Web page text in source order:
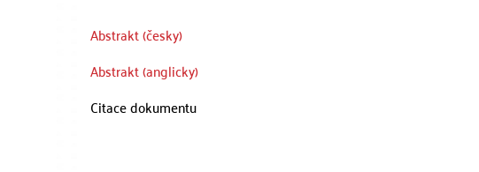
Abstrakt (česky)
Abstrakt (anglicky)
Citace dokumentu